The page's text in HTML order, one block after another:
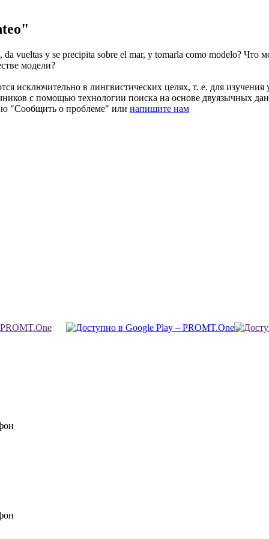
da vueltas y se precipita sobre el mar, y tomarla como modelo? Что
модели?
исключительно в лингвистических целях, т. е. для
с помощью технологии поиска на основе двуязычных
"Сообщить о проблеме" или напишите нам